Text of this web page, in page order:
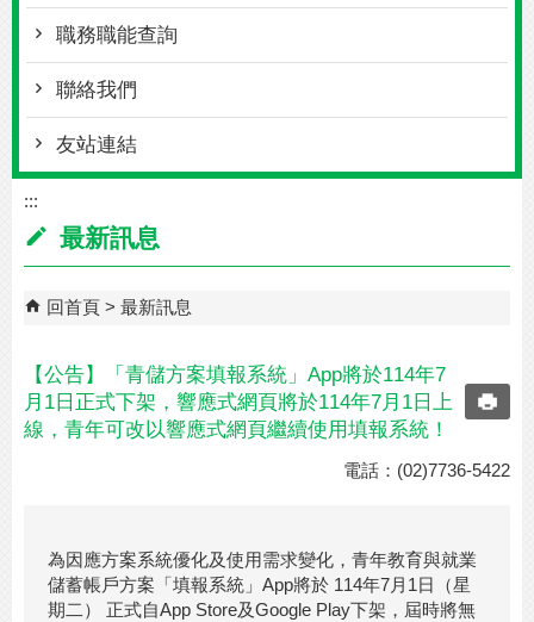
職務職能查詢
聯絡我們
友站連結
:::
最新訊息
回首頁 最新訊息
【公告】「青儲方案填報系統」App將於114年7
月1日正式下架，響應式網頁將於114年7月1日上
線，青年可改以響應式網頁繼續使用填報系統！
電話：(02)7736-5422
為因應方案系統優化及使用需求變化，青年教育與就業
儲蓄帳戶方案「填報系統」App將於 114年7月1日（星
期二） 正式自App Store及Google Play下架，屆時將無